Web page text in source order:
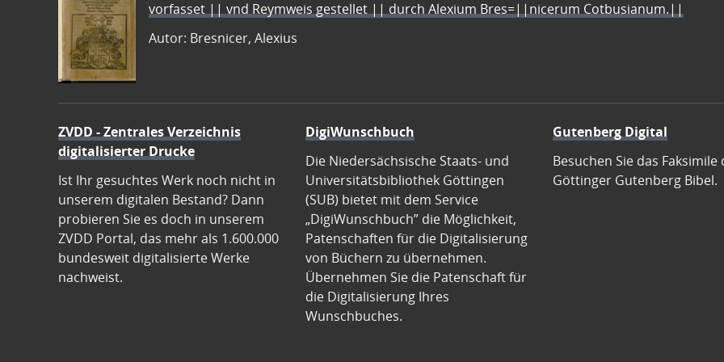
vorfasset || vnd Reymweis gestellet || durch Alexium Bres=||nicerum Cotbusianum.||
Autor: Bresnicer, Alexius
ZVDD - Zentrales Verzeichnis
digitalisierter Drucke
Ist Ihr gesuchtes Werk noch nicht in
unserem digitalen Bestand? Dann
probieren Sie es doch in unserem
ZVDD Portal, das mehr als 1.600.000
bundesweit digitalisierte Werke
nachweist.
DigiWunschbuch
Die Niedersächsische Staats- und
Universitätsbibliothek Göttingen
(SUB) bietet mit dem Service
„DigiWunschbuch” die Möglichkeit,
Patenschaften für die Digitalisierung
von Büchern zu übernehmen.
Übernehmen Sie die Patenschaft für
die Digitalisierung Ihres
Wunschbuches.
Gutenberg Digital
Besuchen Sie das Faksimile
Göttinger Gutenberg Bibel.